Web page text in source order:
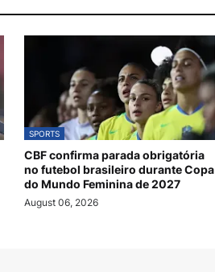
SPORTS
CBF confirma parada obrigatória
no futebol brasileiro durante Copa
do Mundo Feminina de 2027
August 06, 2026